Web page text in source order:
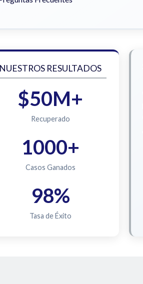
NUESTROS RESULTADOS
$50M+
Recuperado
1000+
Casos Ganados
98%
Tasa de Éxito